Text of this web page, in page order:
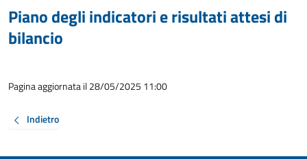
Piano degli indicatori e risultati attesi di
bilancio
Pagina aggiornata il 28/05/2025 11:00
Indietro